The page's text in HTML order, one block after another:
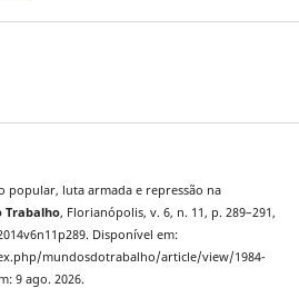
popular, luta armada e repressão na
Trabalho, Florianópolis, v. 6, n. 11, p. 289–291,
Disponível em:
mundosdotrabalho/article/view/1984-
9 ago. 2026.